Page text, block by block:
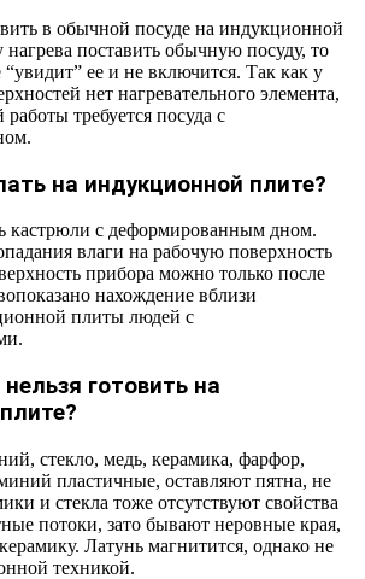
в обычной посуде на индукционной
нагрева поставить обычную посуду, то
ее и не включится. Так как у
нет нагревательного элемента,
работы требуется посуда с
на индукционной плите?
кастрюли с деформированным дном.
влаги на рабочую поверхность
прибора можно только после
нахождение вблизи
плиты людей с
готовить на
стекло, медь, керамика, фарфор,
пластичные, оставляют пятна, не
и стекла тоже отсутствуют свойства
потоки, зато бывают неровные края,
Латунь магнитится, однако не
техникой.